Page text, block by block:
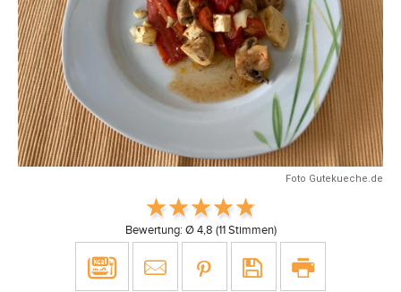
Foto Gutekueche.de
Bewertung: Ø 4,8 (11 Stimmen)